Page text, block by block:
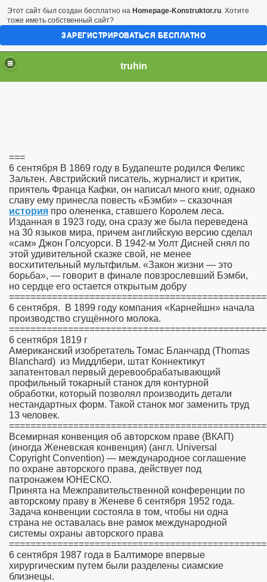
truhin
===
6 сентября В 1869 году в Будапеште родился Феликс
Зальтен. Австрийский писатель, журналист и критик,
приятель Франца Кафки, он написал много книг, однако
славу ему принесла повесть «Бэмби» – сказочная
история про олененка, ставшего Королем леса.
Изданная в 1923 году, она сразу же была переведена
на 30 языков мира, причем английскую версию сделал
«сам» Джон Голсуорси. В 1942-м Уолт Дисней снял по
этой удивительной сказке свой, не менее
восхитительный мультфильм. «Закон жизни — это
борьба», — говорит в финале повзрослевший Бэмби,
но сердце его остается открытым добру
6 сентября. В 1899 году компания «Карнейшн» начала
производство сгущённого молока.
6 сентября 1819 г
Американский изобретатель Томас Бланчард (Thomas
Blanchard) из Миддлбери, штат Коннектикут
запатентовал первый деревообрабатывающий
профильный токарный станок для контурной
обработки, который позволял производить детали
нестандартных форм. Такой станок мог заменить труд
13 человек.
Всемирная конвенция об авторском праве (ВКАП)
(иногда Женевская конвенция) (англ. Universal
Copyright Convention) — международное соглашение
по охране авторского права, действует под
патронажем ЮНЕСКО.
Принята на Межправительственной конференции по
авторскому праву в Женеве 6 сентября 1952 года.
Задача конвенции состояла в том, чтобы ни одна
страна не оставалась вне рамок международной
системы охраны авторского права
6 сентября 1987 года в Балтиморе впервые
хирургическим путем были разделены сиамские
близнецы.
Этот сайт был создан бесплатно на Homepage-Konstruktor.ru. Хотите
тоже иметь собственный сайт?
ЗАРЕГИСТРИРОВАТЬСЯ БЕСПЛАТНО